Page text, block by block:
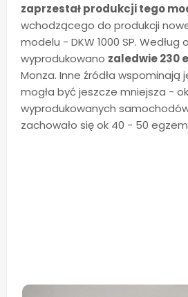
zaprzestał produkcji tego
wchodzącego do produkcji
modelu - DKW 1000 SP.
wyprodukowano zaledwie 230
Monza. Inne źródła wspominają
mogła być jeszcze mniejsza -
wyprodukowanych
zachowało się ok 40 - 50